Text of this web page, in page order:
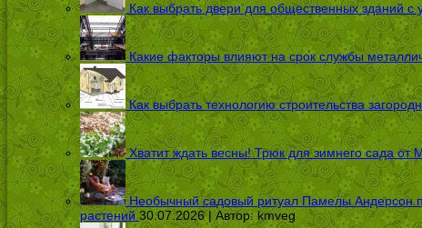
Как выбрать двери для общественных зданий
Какие факторы влияют на срок службы
Как выбрать технологию строительства
Хватит ждать весны! Трюк для зимнего сада от
Необычный садовый ритуал Памелы Андерсон
растений 30.07.2026 | Автор:kmveg